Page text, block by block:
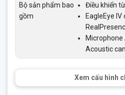
Bộ sản phẩm bao
gồm
Điều khiển
EagleEye
Microphone
Acoustic
Xem cấu hình